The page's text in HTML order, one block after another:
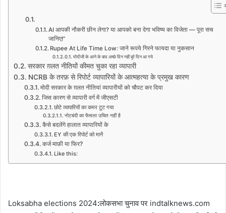
AI आपकी नौकरी छीन लेगा? या आपको बना देगा भविष्य का विजेता — पूरा सच
जानिए!”
Rupee At Life Time Low: जाने रूपये गिरने फायदा या नुकसान
मोदीजी के आने के बाद अच्छे दिन नहीं बुरे दिन आ गये
सरकार ग़लत नीतियों कीमत चुका रहा व्यापारी
NCRB के तरफ़ से रिपोर्ट व्यापारियों के आत्महत्या के प्रमुख कारण
मोदी सरकार के ग़लत नीतियां व्यापारीयों को चौपट कर दिया
जिस कारण से व्यापारी वर्ग में जीएसटी
छोटे व्यापारियों का कमर टुट गया
नोटबंदी का फैसला उचित नहीं है
कैसे बदलेंगे हालात व्यापारियों के
EY की एक रिपोर्ट को मानें
कर्ज माफ़ी या फिर?
Like this:
Loksabha elections 2024:लोकसभा चुनाव पर indtalknews.com